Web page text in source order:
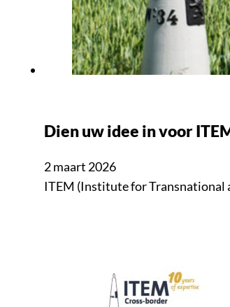
Dien uw idee in voor
2 maart 2026
ITEM (Institute for Transnational